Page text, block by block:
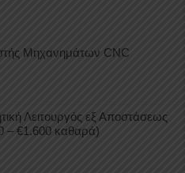
Μηχανημάτων CNC
Λειτουργός εξ Αποστάσεως
– €1.600 καθαρά)